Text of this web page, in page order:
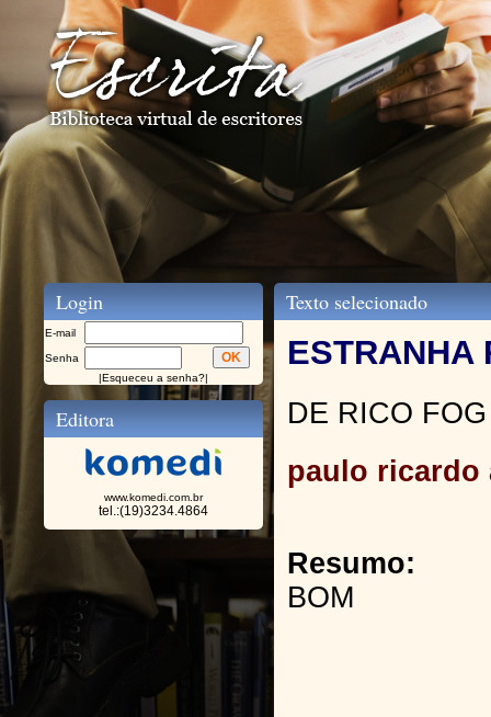
Login
E-mail
Senha
|Esqueceu a senha?|
Editora
www.komedi.com.br
tel.:(19)3234.4864
Texto selecionado
ESTRANHA
DE RICO FOG
paulo ricardo
Resumo:
BOM